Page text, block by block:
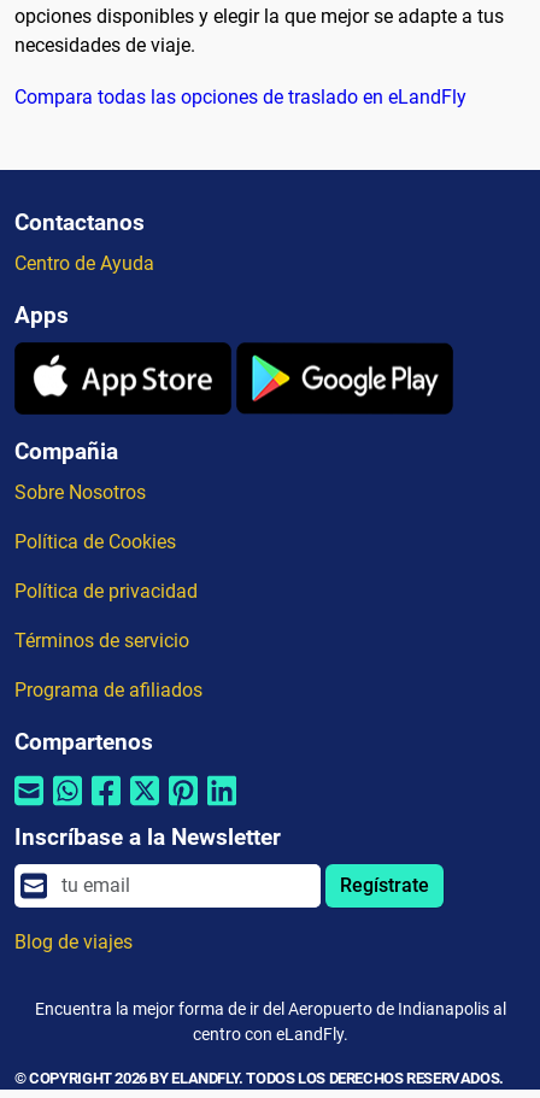
opciones disponibles y elegir la que mejor se adapte a tus
necesidades de viaje.
Compara todas las opciones de traslado en eLandFly
Contactanos
Centro de Ayuda
Apps
Compañia
Sobre Nosotros
Política de Cookies
Política de privacidad
Términos de servicio
Programa de afiliados
Compartenos
Inscríbase a la Newsletter
Regístrate
Blog de viajes
Encuentra la mejor forma de ir del Aeropuerto de Indianapolis al
centro con eLandFly.
© COPYRIGHT 2026 BY ELANDFLY. TODOS LOS DERECHOS RESERVADOS.